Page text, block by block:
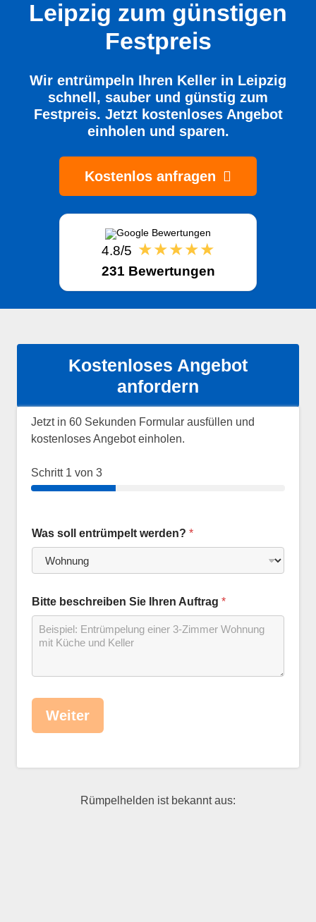
Leipzig zum günstigen
Festpreis
Wir entrümpeln Ihren Keller in Leipzig
schnell, sauber und günstig zum
Festpreis. Jetzt kostenloses Angebot
einholen und sparen.
Kostenlos anfragen
4.8/5 ★★★★★
231 Bewertungen
Kostenloses Angebot
anfordern
Jetzt in 60 Sekunden Formular ausfüllen und
kostenloses Angebot einholen.
Schritt 1 von 3
Was soll entrümpelt werden? *
Bitte beschreiben Sie Ihren Auftrag *
Weiter
Rümpelhelden ist bekannt aus: